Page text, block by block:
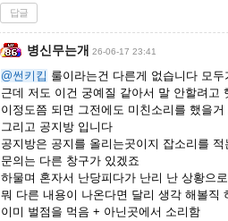
답글
병신무는개 26-06-17 23:41
@썬키킵 룰이라는건 다른게 없습니다 모
근데 저도 이건 궁예질 같아서 말 안할려고
이정도쯤 되면 그전에도 미친소리를 했을거
그리고 공지방 입니다
공지방은 공지를 올리는곳이지 잡소리를
문의는 다른 창구가 있겠죠
하물며 혼자서 난당피다가 난리 난 상황으
뭐 다른 내용이 나온다면 달리 생각 해볼직
이미 벌점을 먹음 + 아닌곳에서 소리함